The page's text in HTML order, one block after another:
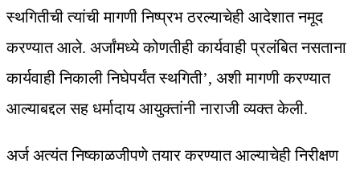
स्थगितीची त्यांची मागणी निष्प्रभ ठरल्याचेही आदेशात नमूद
करण्यात आले. अर्जांमध्ये कोणतीही कार्यवाही प्रलंबित नसताना
कार्यवाही निकाली निघेपर्यंत स्थगिती’, अशी मागणी करण्यात
आल्याबद्दल सह धर्मादाय आयुक्तांनी नाराजी व्यक्त केली.
अर्ज अत्यंत निष्काळजीपणे तयार करण्यात आल्याचेही निरीक्षण